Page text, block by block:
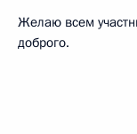
Желаю всем
доброго.